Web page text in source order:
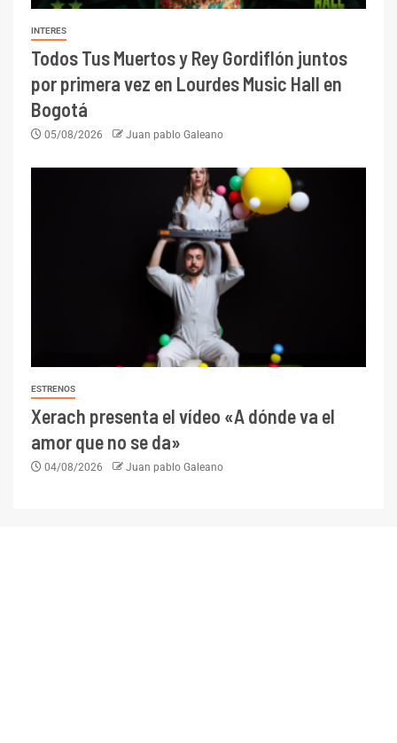
INTERES
Todos Tus Muertos y Rey Gordiflón juntos
por primera vez en Lourdes Music Hall en
Bogotá
05/08/2026 Juan pablo Galeano
ESTRENOS
Xerach presenta el vídeo «A dónde va el
amor que no se da»
04/08/2026 Juan pablo Galeano